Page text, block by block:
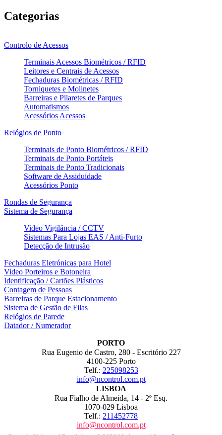
Categorias
Controlo de Acessos
Terminais Acessos Biométricos / RFID
Leitores e Centrais de Acessos
Fechaduras Biométricas / RFID
Torniquetes e Molinetes
Barreiras e Pilaretes de Parques
Automatismos
Acessórios Acessos
Relógios de Ponto
Terminais de Ponto Biométricos / RFID
Terminais de Ponto Portáteis
Terminais de Ponto Tradicionais
Software de Assiduidade
Acessórios Ponto
Rondas de Segurança
Sistema de Segurança
Video Vigilância / CCTV
Sistemas Para Lojas EAS / Anti-Furto
Detecção de Intrusão
Fechaduras Eletrónicas para Hotel
Video Porteiros e Botoneira
Identificação / Cartões Plásticos
Contagem de Pessoas
Barreiras de Parque Estacionamento
Sistema de Gestão de Filas
Relógios de Parede
Datador / Numerador
PORTO
Rua Eugenio de Castro, 280 - Escritório 227
4100-225 Porto
Telf.: 225098253
info@ncontrol.com.pt
LISBOA
Rua Fialho de Almeida, 14 - 2º Esq.
1070-029 Lisboa
Telf.: 211452778
info@ncontrol.com.pt